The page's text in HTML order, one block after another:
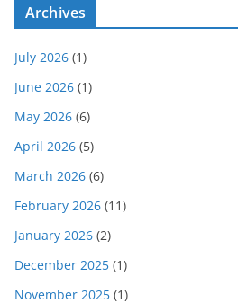
Archives
July 2026 (1)
June 2026 (1)
May 2026 (6)
April 2026 (5)
March 2026 (6)
February 2026 (11)
January 2026 (2)
December 2025 (1)
November 2025 (1)